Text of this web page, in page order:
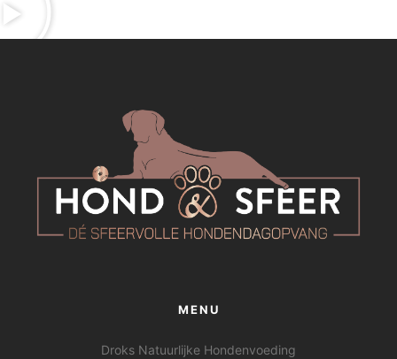
MENU
Droks Natuurlijke Hondenvoeding